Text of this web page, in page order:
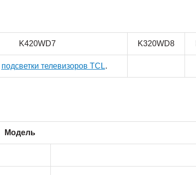
K420WD7 K320WD8
подсветки телевизоров TCL.
Модель